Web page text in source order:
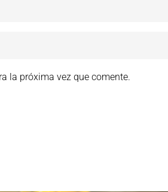
la próxima vez que comente.